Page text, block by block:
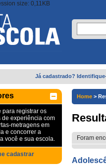
size: 0,11KB
Já cadastrado?
para registrar os
de experiência com
metragens em
e concorrer a
você e sua escola.
cadastrar
Home >
Foram